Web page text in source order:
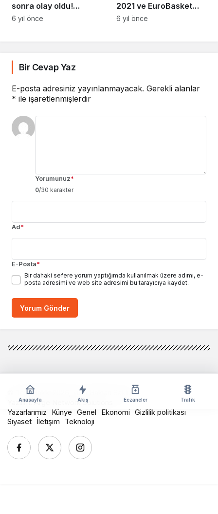
sonra olay oldu!
Mohamed Salah ve
6 yıl önce
2021 ve EuroBasket
2022 Elemeleri’nde iki
6 yıl önce
Bir Cevap Yaz
E-posta adresiniz yayınlanmayacak. Gerekli alanlar
* ile işaretlenmişlerdir
Yorumunuz*
0/30 karakter
Ad*
E-Posta*
Bir dahaki sefere yorum yaptığımda kullanılmak üzere adımı, e-
posta adresimi ve web site adresimi bu tarayıcıya kaydet.
Yorum Gönder
Anasayfa Akış Eczaneler Trafik
© Telif Hakkı 2026, Tüm Hakları Saklıdır
Yazılım:Arge Network Solutions
Yazarlarımız
Künye Genel Ekonomi Gizlilik politikası
Siyaset İletişim Teknoloji